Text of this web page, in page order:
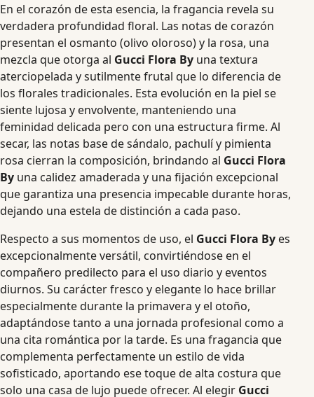
En el corazón de esta esencia, la fragancia revela su
verdadera profundidad floral. Las notas de corazón
presentan el osmanto (olivo oloroso) y la rosa, una
mezcla que otorga al Gucci Flora By una textura
aterciopelada y sutilmente frutal que lo diferencia de
los florales tradicionales. Esta evolución en la piel se
siente lujosa y envolvente, manteniendo una
feminidad delicada pero con una estructura firme. Al
secar, las notas base de sándalo, pachulí y pimienta
rosa cierran la composición, brindando al Gucci Flora
By una calidez amaderada y una fijación excepcional
que garantiza una presencia impecable durante horas,
dejando una estela de distinción a cada paso.
Respecto a sus momentos de uso, el Gucci Flora By es
excepcionalmente versátil, convirtiéndose en el
compañero predilecto para el uso diario y eventos
diurnos. Su carácter fresco y elegante lo hace brillar
especialmente durante la primavera y el otoño,
adaptándose tanto a una jornada profesional como a
una cita romántica por la tarde. Es una fragancia que
complementa perfectamente un estilo de vida
sofisticado, aportando ese toque de alta costura que
solo una casa de lujo puede ofrecer. Al elegir Gucci